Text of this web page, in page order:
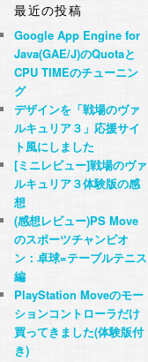
最近の投稿
Google App Engine for
Java(GAE/J)のQuotaと
CPU TIMEのチューニン
グ
デザインを「戦場のヴァ
ルキュリア３」応援サイ
ト風にしました
[ミニレビュー]戦場のヴァ
ルキュリア３体験版の感
想
(感想レビュー)PS Move
のスポーツチャンピオ
ン：卓球=テーブルテニス
編
PlayStation Moveのモー
ションコントローラだけ
買ってきました(体験版付
き)